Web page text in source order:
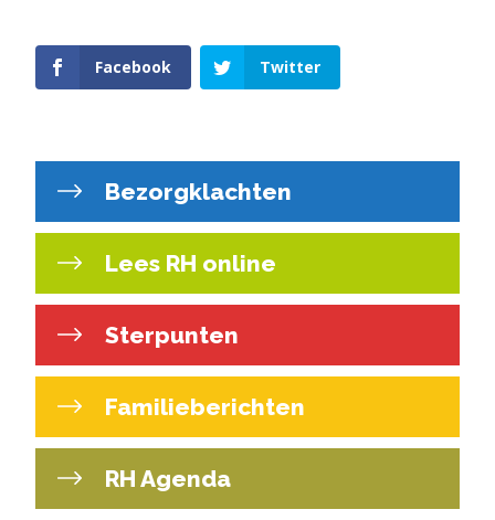
Facebook Twitter
Bezorgklachten
Lees RH online
Sterpunten
Familieberichten
RH Agenda